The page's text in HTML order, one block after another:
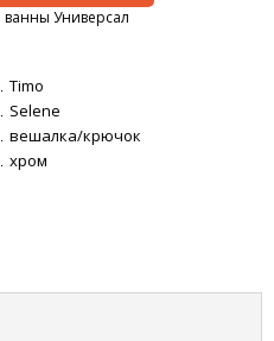
ванны Универсал
Timo
Selene
вешалка/крючок
хром